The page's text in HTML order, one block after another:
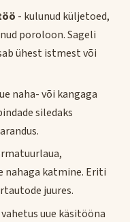
- kulunud küljetoed,
poroloon. Sageli
ühest istmest või
naha- või kangaga
siledaks
nahaga katmine. Eriti
juures.
uue käsitööna